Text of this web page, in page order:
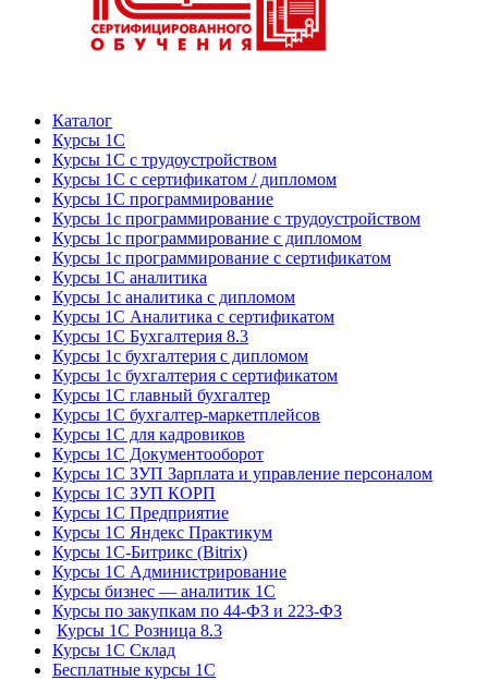
Каталог
Курсы 1С
Курсы 1С с трудоустройством
Курсы 1С с сертификатом / дипломом
Курсы 1С программирование
Курсы 1с программирование с трудоустройством
Курсы 1с программирование с дипломом
Курсы 1с программирование с сертификатом
Курсы 1С аналитика
Курсы 1с аналитика с дипломом
Курсы 1С Аналитика с сертификатом
Курсы 1С Бухгалтерия 8.3
Курсы 1с бухгалтерия с дипломом
Курсы 1с бухгалтерия с сертификатом
Курсы 1С главный бухгалтер
Курсы 1С бухгалтер-маркетплейсов
Курсы 1С для кадровиков
Курсы 1С Документооборот
Курсы 1С ЗУП Зарплата и управление персоналом
Курсы 1С ЗУП КОРП
Курсы 1С Предприятие
Курсы 1С Яндекс Практикум
Курсы 1С-Битрикс (Bitrix)
Курсы 1С Администрирование
Курсы бизнес — аналитик 1С
Курсы по закупкам по 44‑ФЗ и 223‑ФЗ
Курсы 1С Розница 8.3
Курсы 1С Склад
Бесплатные курсы 1С